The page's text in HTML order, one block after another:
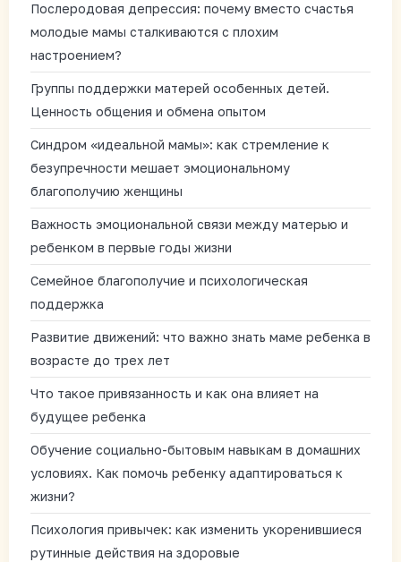
Послеродовая депрессия: почему вместо счастья
молодые мамы сталкиваются с плохим
настроением?
Группы поддержки матерей особенных детей.
Ценность общения и обмена опытом
Синдром «идеальной мамы»: как стремление к
безупречности мешает эмоциональному
благополучию женщины
Важность эмоциональной связи между матерью и
ребенком в первые годы жизни
Семейное благополучие и психологическая
поддержка
Развитие движений: что важно знать маме ребенка в
возрасте до трех лет
Что такое привязанность и как она влияет на
будущее ребенка
Обучение социально-бытовым навыкам в домашних
условиях. Как помочь ребенку адаптироваться к
жизни?
Психология привычек: как изменить укоренившиеся
рутинные действия на здоровые